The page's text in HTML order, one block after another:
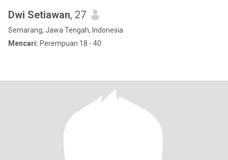
Dwi Setiawan, 27
Semarang, Jawa Tengah, Indonesia
Mencari: Perempuan 18 - 40